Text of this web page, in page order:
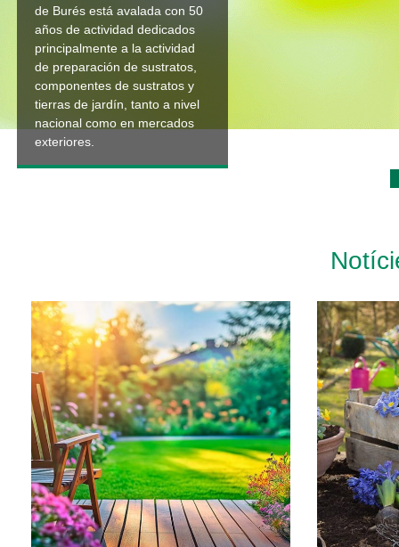
de Burés está avalada con 50
años de actividad dedicados
principalmente a la actividad
de preparación de sustratos,
componentes de sustratos y
tierras de jardín, tanto a nivel
nacional como en mercados
exteriores.